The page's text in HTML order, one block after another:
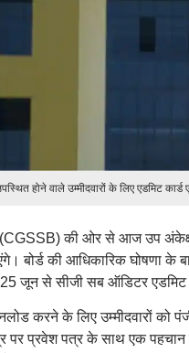
होने वाले उम्मीदवारों के लिए एडमिट
की ओर से आज उप
बोर्ड की आधिकारिक घोषणा के
जून से सीजी सब ऑडिटर
करने के लिए उम्मीदवारों को
पर प्रवेश पत्र के साथ एक